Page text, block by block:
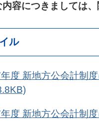
容につきましては
ル
度 新地方公会計制
度 新地方公会計制